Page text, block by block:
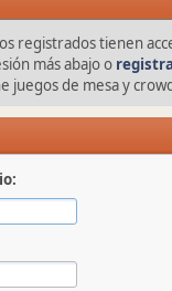
registrados tienen
más abajo o
juegos de mesa y